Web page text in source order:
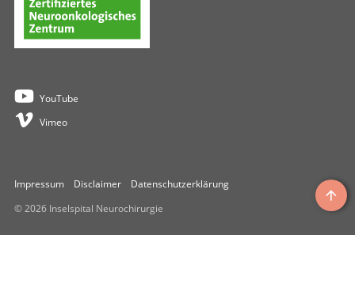
Die Klinik
Kontakt
YouTube
Vimeo
Impressum Disclaimer
Datenschutzerklärung
© 2026 Inselspital Neurochirurgie